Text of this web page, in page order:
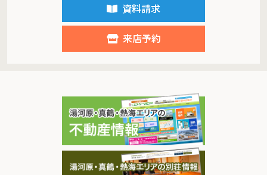
資料請求
来店予約